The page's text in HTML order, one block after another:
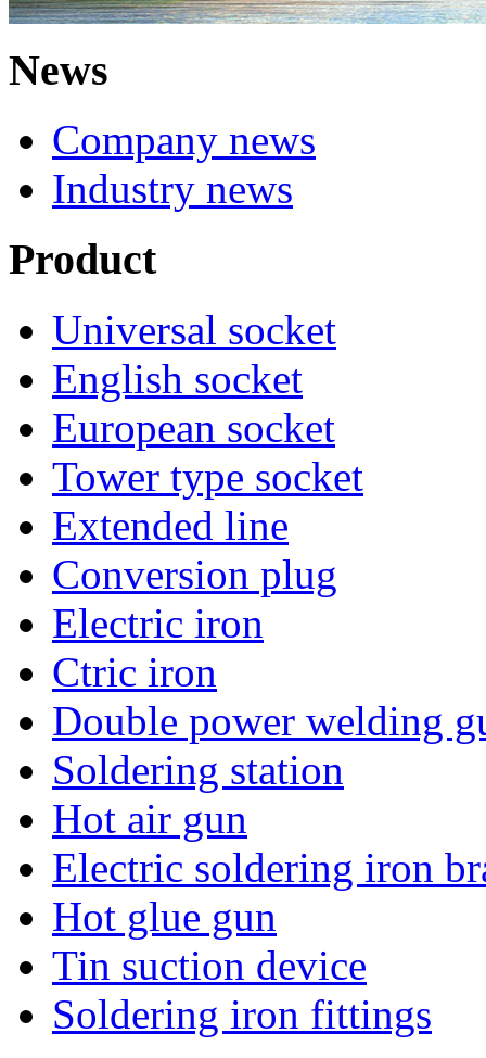
News
Company news
Industry news
Product
Universal socket
English socket
European socket
Tower type socket
Extended line
Conversion plug
Electric iron
Ctric iron
Double power welding
Soldering station
Hot air gun
Electric soldering iron
Hot glue gun
Tin suction device
Soldering iron fittings